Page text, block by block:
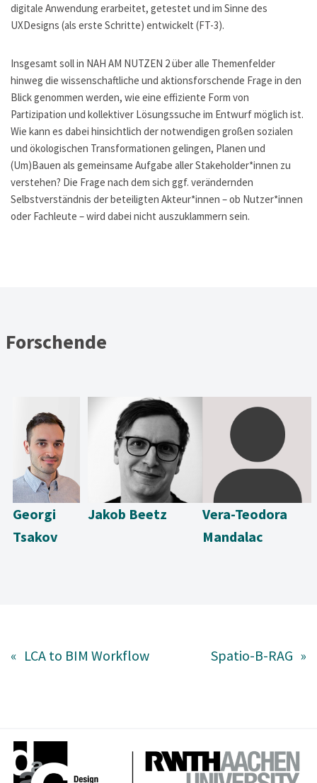
digitale Anwendung erarbeitet, getestet und im Sinne des
UXDesigns (als erste Schritte) entwickelt (FT-3).
Insgesamt soll in NAH AM NUTZEN 2 über alle Themenfelder
hinweg die wissenschaftliche und aktionsforschende Frage in den
Blick genommen werden, wie eine effiziente Form von
Partizipation und kollektiver Lösungssuche im Entwurf möglich ist.
Wie kann es dabei hinsichtlich der notwendigen großen sozialen
und ökologischen Transformationen gelingen, Planen und
(Um)Bauen als gemeinsame Aufgabe aller Stakeholder*innen zu
verstehen? Die Frage nach dem sich ggf. verändernden
Selbstverständnis der beteiligten Akteur*innen – ob Nutzer*innen
oder Fachleute – wird dabei nicht auszuklammern sein.
Forschende
Georgi
Tsakov
Jakob Beetz
Vera-Teodora
Mandalac
« LCA to BIM Workflow Spatio-B-RAG »